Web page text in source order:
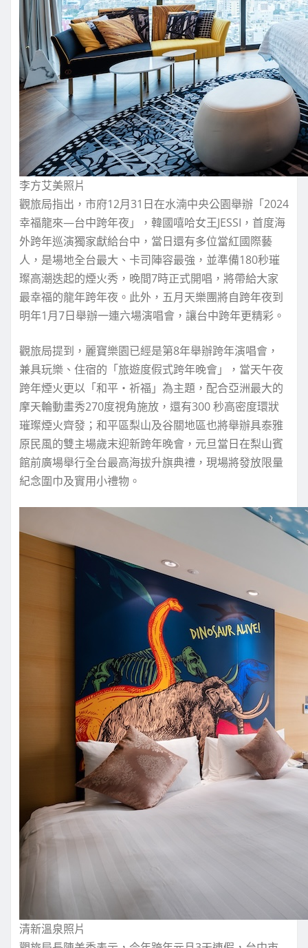
李方艾美照片
觀旅局指出，市府12月31日在水湳中央公園舉辦「2024
幸福龍來—台中跨年夜」，韓國嘻哈女王JESSI，首度海
外跨年巡演獨家獻給台中，當日還有多位當紅國際藝
人，是場地全台最大、卡司陣容最強，並準備180秒璀
璨高潮迭起的煙火秀，晚間7時正式開唱，將帶給大家
最幸福的龍年跨年夜。此外，五月天樂團將自跨年夜到
明年1月7日舉辦一連六場演唱會，讓台中跨年更精彩。
觀旅局提到，麗寶樂園已經是第8年舉辦跨年演唱會，
兼具玩樂、住宿的「旅遊度假式跨年晚會」，當天午夜
跨年煙火更以「和平‧祈福」為主題，配合亞洲最大的
摩天輪動畫秀270度視角施放，還有300 秒高密度環狀
璀璨煙火齊發；和平區梨山及谷關地區也將舉辦具泰雅
原民風的雙主場歲末迎新跨年晚會，元旦當日在梨山賓
館前廣場舉行全台最高海拔升旗典禮，現場將發放限量
紀念圍巾及實用小禮物。
清新溫泉照片